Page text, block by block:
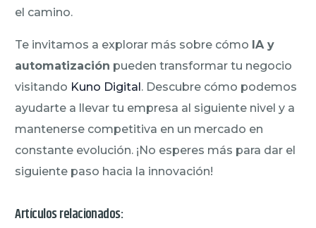
el camino.
Te invitamos a explorar más sobre cómo IA y
automatización pueden transformar tu negocio
visitando Kuno Digital. Descubre cómo podemos
ayudarte a llevar tu empresa al siguiente nivel y a
mantenerse competitiva en un mercado en
constante evolución. ¡No esperes más para dar el
siguiente paso hacia la innovación!
Artículos relacionados: